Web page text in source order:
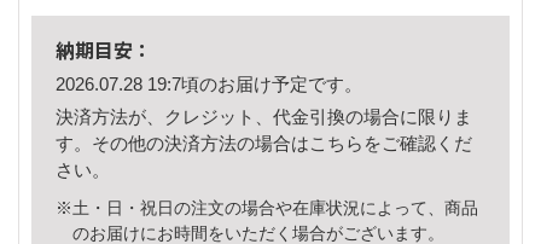
納期目安：
2026.07.28 19:7頃のお届け予定です。
決済方法が、クレジット、代金引換の場合に限りま
す。その他の決済方法の場合はこちら をご確認くだ
さい。
※土・日・祝日の注文の場合や在庫状況によって、商品
のお届けにお時間をいただく場合がございます。